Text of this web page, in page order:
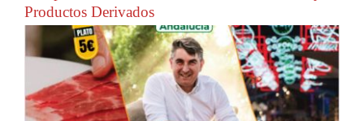
Productos Derivados